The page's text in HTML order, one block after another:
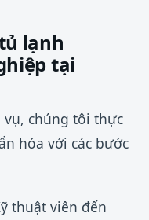
lạnh
tại
chúng tôi thực
hóa với các bước
thuật viên đến